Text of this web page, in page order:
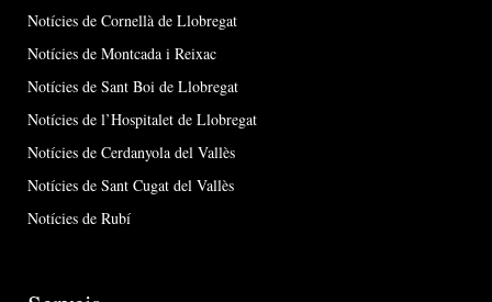
Notícies de Cornellà de Llobregat
Notícies de Montcada i Reixac
Notícies de Sant Boi de Llobregat
Notícies de l’Hospitalet de Llobregat
Notícies de Cerdanyola del Vallès
Notícies de Sant Cugat del Vallès
Notícies de Rubí